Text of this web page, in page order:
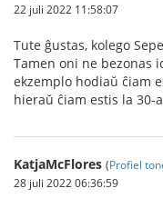
22 juli 2022 11:58:07
Tute ĝustas, kolego
Tamen oni ne bezonas
ekzemplo hodiaŭ ĉiam
hieraŭ ĉiam estis la 30-
KatjaMcFlores (Profiel
28 juli 2022 06:36:59